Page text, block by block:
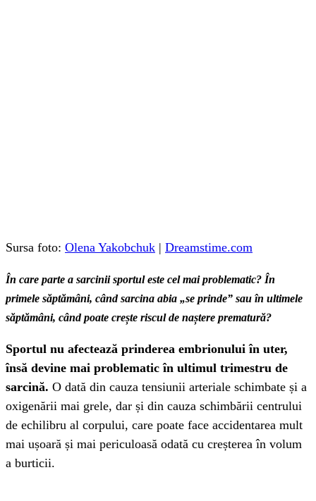
Sursa foto: Olena Yakobchuk | Dreamstime.com
În care parte a sarcinii sportul este cel mai problematic? În
primele săptămâni, când sarcina abia „se prinde” sau în ultimele
săptămâni, când poate crește riscul de naștere prematură?
Sportul nu afectează prinderea embrionului în uter,
însă devine mai problematic în ultimul trimestru de
sarcină. O dată din cauza tensiunii arteriale schimbate și a
oxigenării mai grele, dar și din cauza schimbării centrului
de echilibru al corpului, care poate face accidentarea mult
mai ușoară și mai periculoasă odată cu creșterea în volum
a burticii.